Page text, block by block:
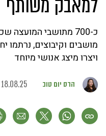
כ-700 מתושבי
מושבים וקיבוצים,
ויצרו מיצג אנושי מיוחד
הדס יום טוב 18.08.25